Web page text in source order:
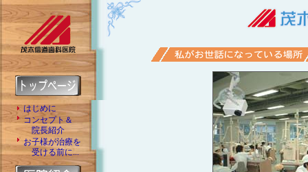
はじめに
コンセプト＆
院長紹介
お子様が治療を
受ける前に...